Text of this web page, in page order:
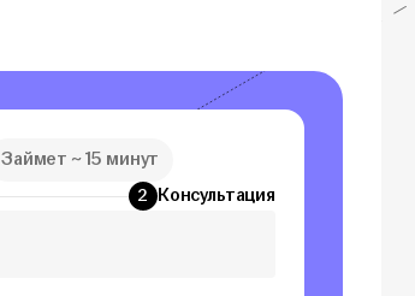
Займет ~ 15 минут
2 Консультация